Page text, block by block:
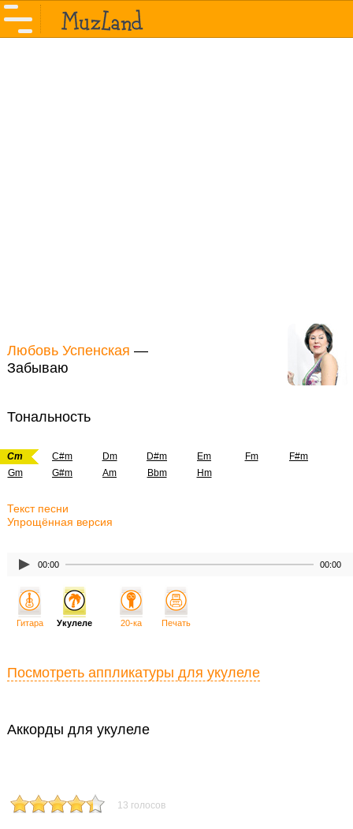
Любовь Успенская —
Забываю
Тональность
Cm C#m Dm D#m Em Fm
F#m
Gm
G#m Am Bbm Hm
Текст песни
Упрощённая версия
00:00 00:00
Аккорды для укулеле
13 голосов
Гитара Укулеле 20-ка Печать
Посмотреть аппликатуры для укулеле